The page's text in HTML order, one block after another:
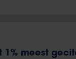
1% meest